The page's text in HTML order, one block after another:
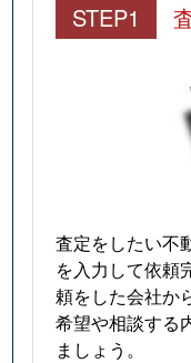
STEP1
査定をしたい不
を入力して依頼
頼をした会社か
希望や相談する
ましょう。